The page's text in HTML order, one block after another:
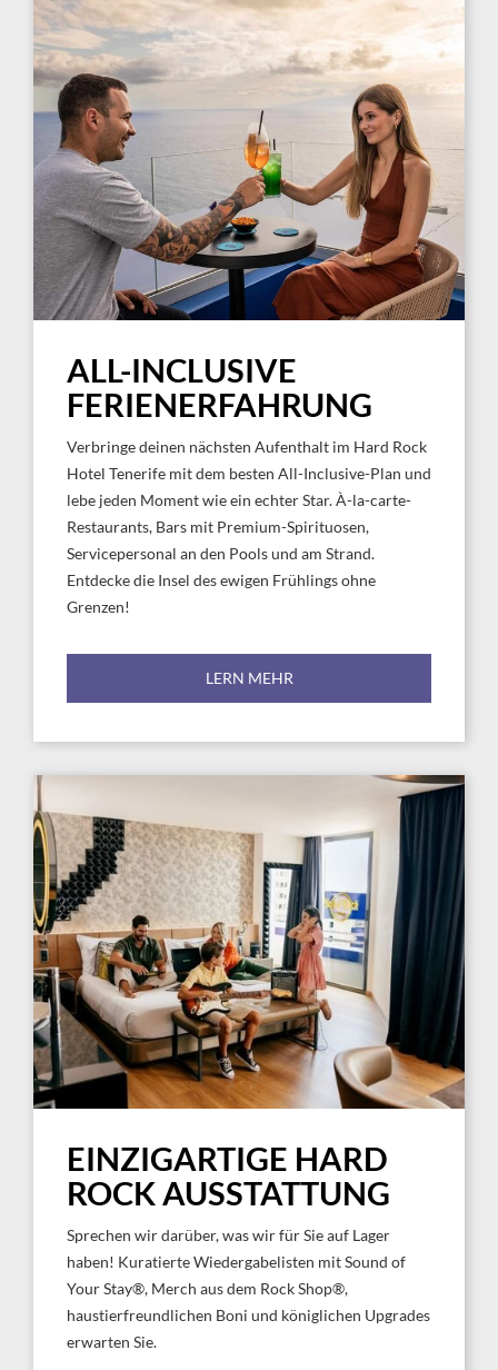
ALL-INCLUSIVE
FERIENERFAHRUNG
Verbringe deinen nächsten Aufenthalt im Hard Rock
Hotel Tenerife mit dem besten All-Inclusive-Plan und
lebe jeden Moment wie ein echter Star. À-la-carte-
Restaurants, Bars mit Premium-Spirituosen,
Servicepersonal an den Pools und am Strand.
Entdecke die Insel des ewigen Frühlings ohne
Grenzen!
LERN MEHR
EINZIGARTIGE HARD
ROCK AUSSTATTUNG
Sprechen wir darüber, was wir für Sie auf Lager
haben! Kuratierte Wiedergabelisten mit Sound of
Your Stay®, Merch aus dem Rock Shop®,
haustierfreundlichen Boni und königlichen Upgrades
erwarten Sie.